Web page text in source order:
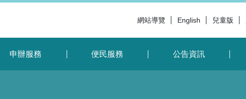
網站導覽 English 兒童版
申辦服務 便民服務 公告資訊